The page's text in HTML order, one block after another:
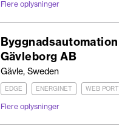
Flere oplysninger
Byggnadsautomation
Gävleborg AB
Gävle, Sweden
EDGE ENERGINET WEB PORT
Flere oplysninger